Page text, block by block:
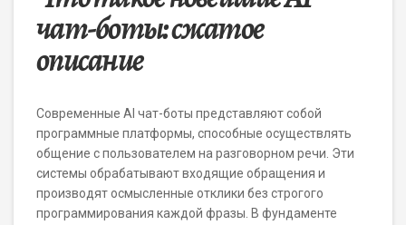
чат-боты: сжатое
описание
Современные AI чат-боты представляют собой
программные платформы, способные осуществлять
общение с пользователем на разговорном речи. Эти
системы обрабатывают входящие обращения и
производят осмысленные отклики без строгого
программирования каждой фразы. В фундаменте